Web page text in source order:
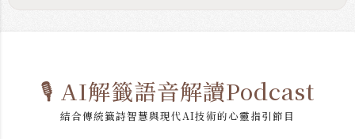
🎙️ AI解籤語音解讀Podcast
結合傳統籤詩智慧與現代AI技術的心靈指引節目